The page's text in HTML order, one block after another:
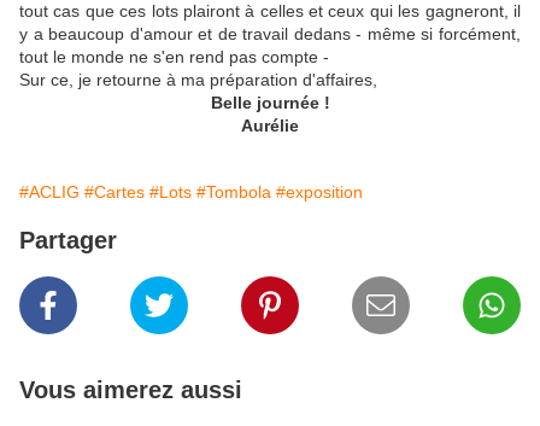
tout cas que ces lots plairont à celles et ceux qui les gagneront, il
y a beaucoup d'amour et de travail dedans - même si forcément,
tout le monde ne s'en rend pas compte -
Sur ce, je retourne à ma préparation d'affaires,
Belle journée !
Aurélie
#ACLIG #Cartes #Lots #Tombola #exposition
Partager
Vous aimerez aussi